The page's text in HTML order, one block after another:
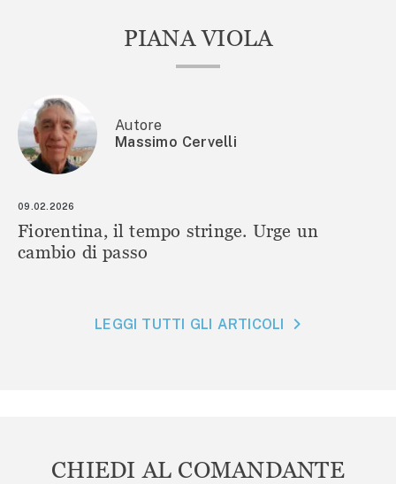
PIANA VIOLA
Autore
Massimo Cervelli
09.02.2026
Fiorentina, il tempo stringe. Urge un
cambio di passo
LEGGI TUTTI GLI ARTICOLI
CHIEDI AL COMANDANTE